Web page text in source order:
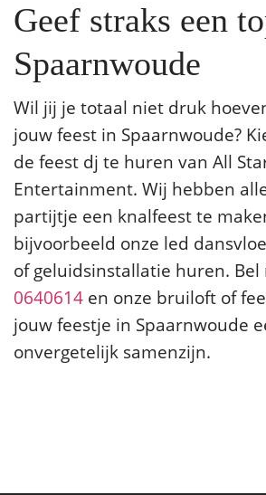
Geef straks een
Spaarnwoude
Wil jij je totaal niet druk
jouw feest in Spaarnwoude?
de feest dj te huren van All
Entertainment. Wij hebben
partijtje een knalfeest te
bijvoorbeeld onze led
of geluidsinstallatie huren. Bel
0640614 en onze bruiloft of
jouw feestje in Spaarnwoude
onvergetelijk samenzijn.